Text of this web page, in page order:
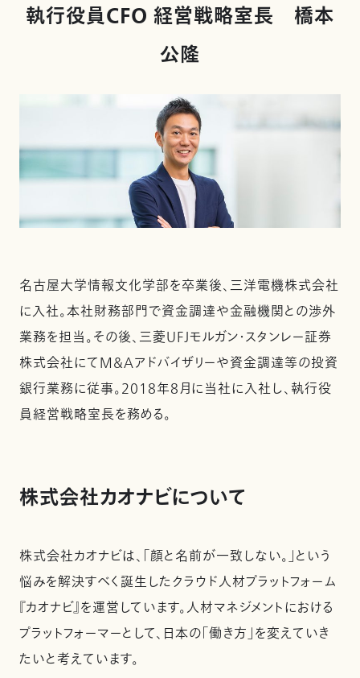
執行役員CFO 経営戦略室長 橋本
公隆
名古屋大学情報文化学部を卒業後、三洋電機株式会社
に入社。本社財務部門で資金調達や金融機関との渉外
業務を担当。その後、三菱UFJモルガン・スタンレー証券
株式会社にてM&Aアドバイザリーや資金調達等の投資
銀行業務に従事。2018年8月に当社に入社し、執行役
員経営戦略室長を務める。
株式会社カオナビについて
株式会社カオナビは、「顔と名前が一致しない。」という
悩みを解決すべく誕生したクラウド人材プラットフォーム
『カオナビ』を運営しています。人材マネジメントにおける
プラットフォーマーとして、日本の「働き方」を変えていき
たいと考えています。